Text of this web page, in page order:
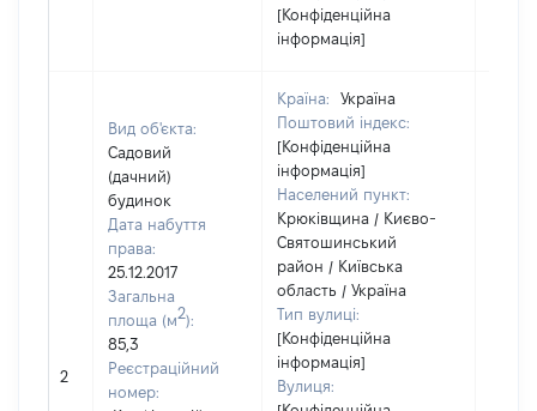
[Конфіденційна
інформація]
2
Вид об'єкта:
Садовий
(дачний)
будинок
Дата набуття
права:
25.12.2017
Загальна
площа (м2):
85,3
Реєстраційний
номер:
Країна:
Україна
Поштовий індекс:
[Конфіденційна
інформація]
Населений пункт:
Крюківщина / Києво-
Святошинський
район / Київська
область / Україна
Тип вулиці:
[Конфіденційна
інформація]
Вулиця: